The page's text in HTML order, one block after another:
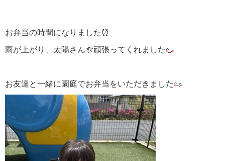
お弁当の時間になりました⏰
雨が上がり、太陽さん🌞頑張ってくれました
お友達と一緒に園庭でお弁当をいただきました